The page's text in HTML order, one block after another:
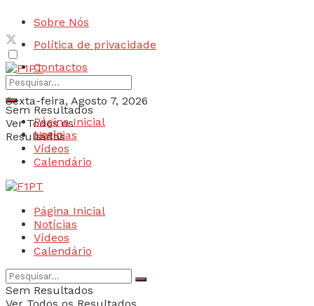
Sobre Nós
Política de privacidade
Contactos
Sexta-feira, Agosto 7, 2026
Login
Sem Resultados
Ver Todos os
Resultados
Página Inicial
Notícias
Vídeos
Calendário
Página Inicial
Notícias
Vídeos
Calendário
Sem Resultados